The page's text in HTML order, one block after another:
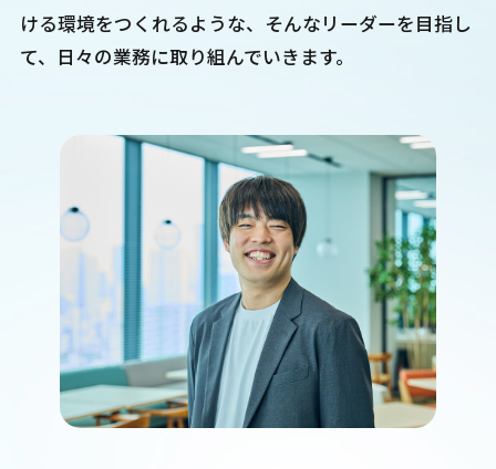
ける環境をつくれるような、そんなリーダーを目指し
て、日々の業務に取り組んでいきます。